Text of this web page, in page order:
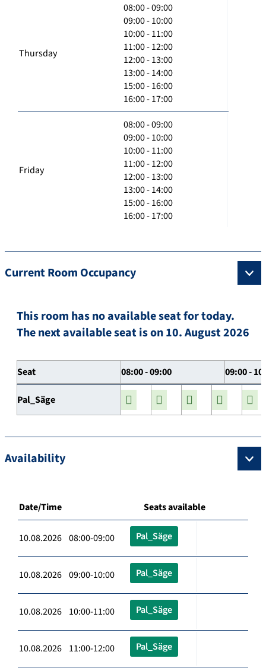
Thursday
08:00 - 09:00
09:00 - 10:00
10:00 - 11:00
11:00 - 12:00
12:00 - 13:00
13:00 - 14:00
15:00 - 16:00
16:00 - 17:00
Friday
08:00 - 09:00
09:00 - 10:00
10:00 - 11:00
11:00 - 12:00
12:00 - 13:00
13:00 - 14:00
15:00 - 16:00
16:00 - 17:00
Current Room Occupancy
This room has no available seat for today.
The next available seat is on 10. August 2026
Seat 08:00 - 09:00 09:00 -
Pal_Säge
Availability
Date/Time Seats available
10.08.2026 08:00-09:00 Pal_Säge
10.08.2026 09:00-10:00 Pal_Säge
10.08.2026 10:00-11:00 Pal_Säge
10.08.2026 11:00-12:00 Pal_Säge